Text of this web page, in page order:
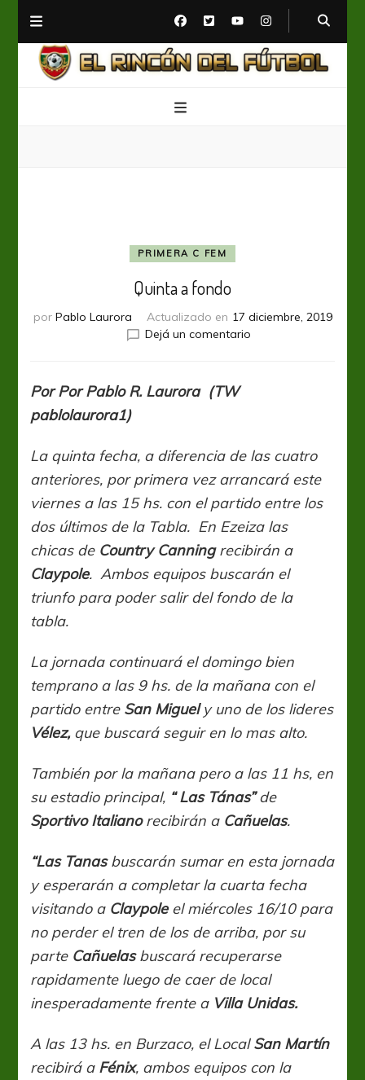
PRIMERA C FEM
Quinta a fondo
por Pablo Laurora Actualizado en 17 diciembre, 2019
Dejá un comentarioen
Por Por Pablo R. Laurora (TW
pablolaurora1)
La quinta fecha, a diferencia de las cuatro
anteriores, por primera vez arrancará este
viernes a las 15 hs. con el partido entre los
dos últimos de la Tabla. En Ezeiza las
chicas de Country Canningrecibirán a
Claypole. Ambos equipos buscarán el
triunfo para poder salir del fondo de la
tabla.
La jornada continuará el domingo bien
temprano a las 9 hs. de la mañana con el
partido entre San Miguely uno de los lideres
Vélez,que buscará seguir en lo mas alto.
También por la mañana pero a las 11 hs, en
su estadio principal, “ Las Tánas”de
Sportivo Italianorecibirán a Cañuelas.
“Las Tanasbuscarán sumar en esta jornada
y esperarán a completar la cuarta fecha
visitando a Claypoleel miércoles 16/10 para
no perder el tren de los de arriba, por su
parte Cañuelasbuscará recuperarse
rapidamente luego de caer de local
inesperadamente frente a Villa Unidas.
A las 13 hs. en Burzaco, el LocalSan Martín
recibirá a Fénix, ambos equipos con la